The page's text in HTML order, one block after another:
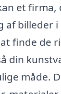
et
billeder i
finde de
din
måde.